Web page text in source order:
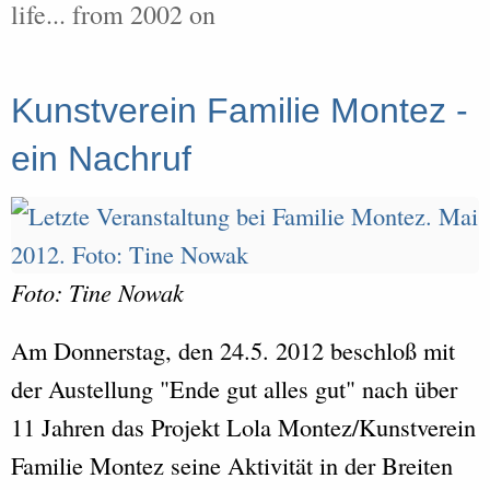
life... from 2002 on
Kunstverein Familie Montez -
ein Nachruf
Foto: Tine Nowak
Am Donnerstag, den 24.5. 2012 beschloß mit
der Austellung "Ende gut alles gut" nach über
11 Jahren das Projekt Lola Montez/Kunstverein
Familie Montez seine Aktivität in der Breiten